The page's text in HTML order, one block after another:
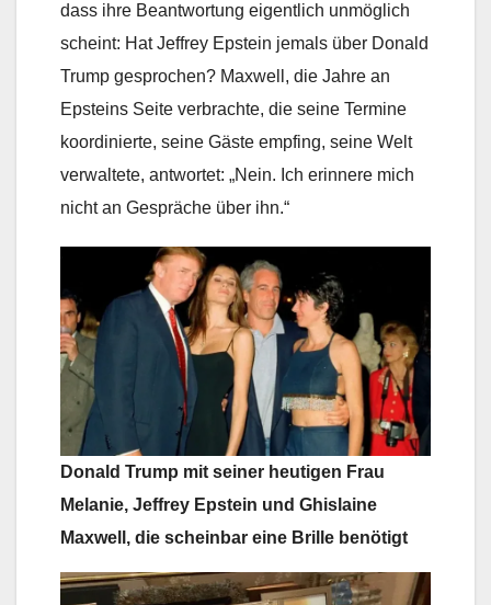
dass ihre Beantwortung eigentlich unmöglich
scheint: Hat Jeffrey Epstein jemals über Donald
Trump gesprochen? Maxwell, die Jahre an
Epsteins Seite verbrachte, die seine Termine
koordinierte, seine Gäste empfing, seine Welt
verwaltete, antwortet: „Nein. Ich erinnere mich
nicht an Gespräche über ihn.“
Donald Trump mit seiner heutigen Frau
Melanie, Jeffrey Epstein und Ghislaine
Maxwell, die scheinbar eine Brille benötigt